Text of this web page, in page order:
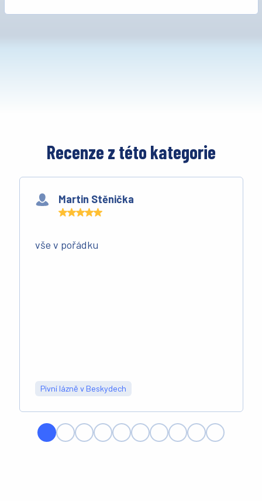
Recenze z této kategorie
Martin Stěnička
vše v pořádku
Pivní lázně v Beskydech